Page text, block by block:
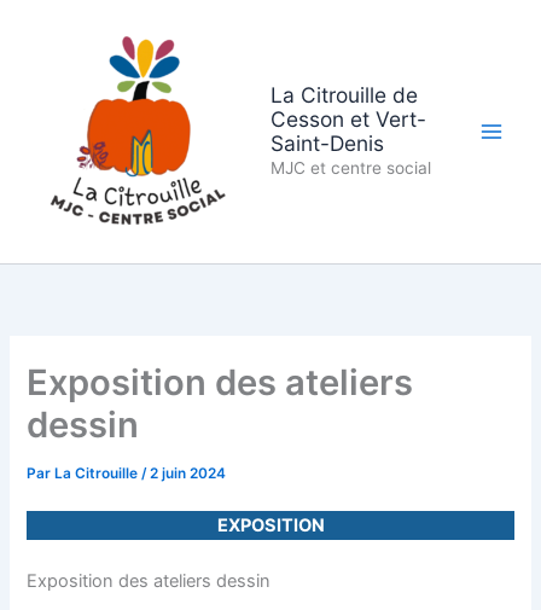
La Citrouille de
Cesson et Vert-
Saint-Denis
MJC et centre social
Exposition des ateliers
dessin
Par La Citrouille/2 juin 2024
EXPOSITION
Exposition des ateliers dessin